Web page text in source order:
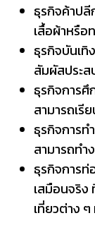
ธุรกิจค้าปลี
เสื้อผ้าหรื
ธุรกิจบันเทิ
สัมผัสประ
ธุรกิจการศึ
สามารถเรี
ธุรกิจการท
สามารถทำ
ธุรกิจการท่
เสมือนจริง
เที่ยวต่าง